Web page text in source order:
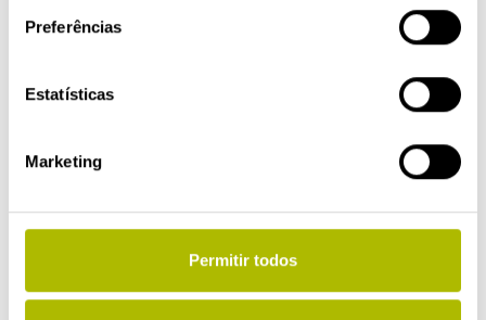
Preferências
Estatísticas
Marketing
Permitir todos